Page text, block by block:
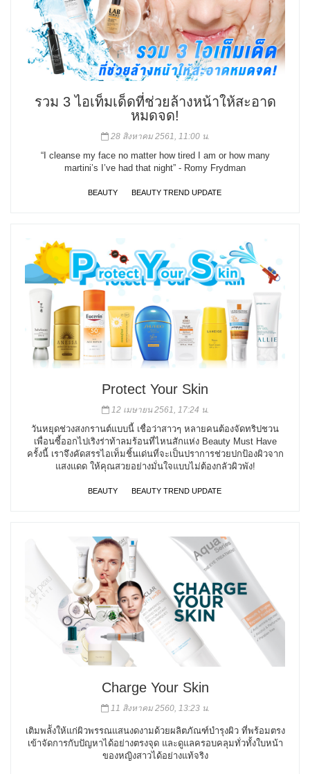
รวม 3 ไอเท็มเด็ดที่ช่วยล้างหน้าให้สะอาด
หมดจด!
28 สิงหาคม 2561, 11:00 น.
“I cleanse my face no matter how tired I am or how many
martini’s I’ve had that night” - Romy Frydman
BEAUTY BEAUTY TREND UPDATE
Protect Your Skin
12 เมษายน 2561, 17:24 น.
วันหยุดช่วงสงกรานต์แบบนี้ เชื่อว่าสาวๆ หลายคนต้องจัดทริปชวน
เพื่อนซี้ออกไปเริงร่าท้าลมร้อนที่ไหนสักแห่ง Beauty Must Have
ครั้งนี้ เราจึงคัดสรรไอเท็มชิ้นเด่นที่จะเป็นปราการช่วยปกป้องผิวจาก
แสงแดด ให้คุณสวยอย่างมั่นใจแบบไม่ต้องกลัวผิวพัง!
BEAUTY BEAUTY TREND UPDATE
Charge Your Skin
11 สิงหาคม 2560, 13:23 น.
เติมพลัังให้แก่ผิวพรรณแสนงดงามด้วยผลิตภัณฑ์บำรุงผิว ที่พร้อมตรง
เข้าจัดการกับปัญหาได้อย่างตรงจุด และดูแลครอบคลุมทั่วทั้งใบหน้า
ของหญิงสาวได้อย่างแท้จริง